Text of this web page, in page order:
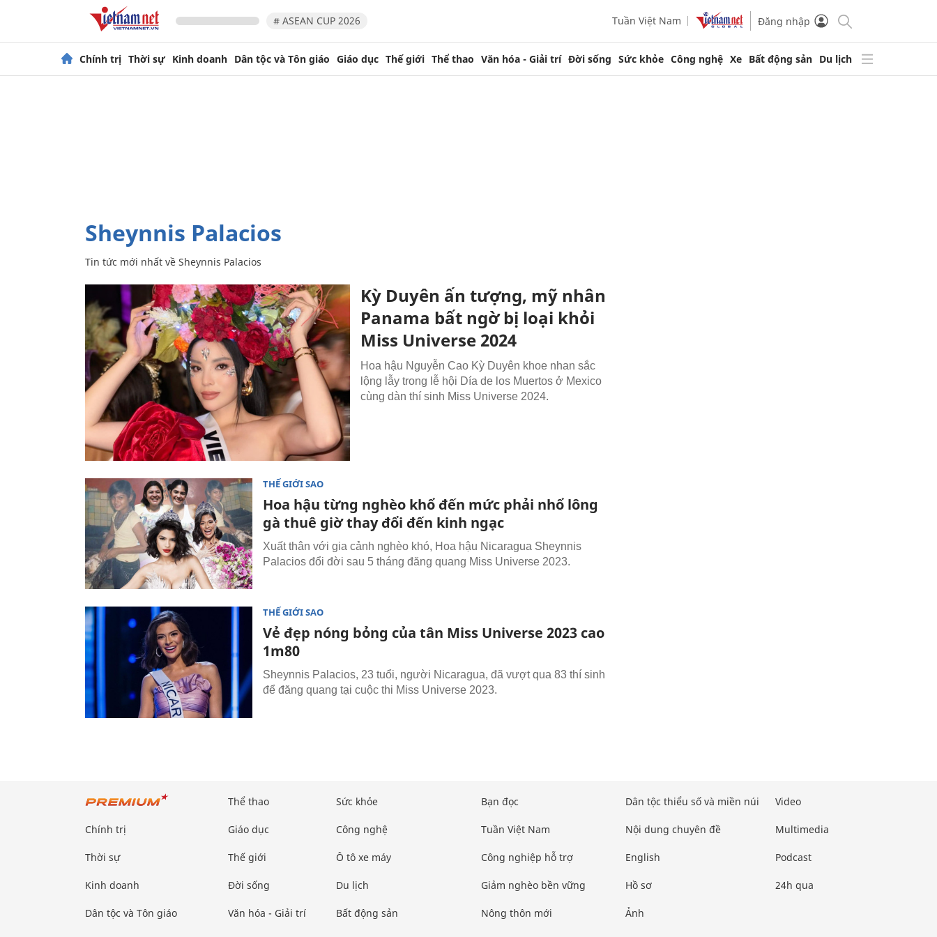
# ASEAN CUP 2026 Tuần Việt Nam Đăng nhập
Chính trị Thời sự Kinh doanh Dân tộc và Tôn giáo Giáo dục Thế giới Thể thao Văn hóa - Giải trí Đời sống Sức khỏe Công nghệ Xe Bất động sản Du lịch
Sheynnis Palacios
Tin tức mới nhất về Sheynnis Palacios
Kỳ Duyên ấn tượng, mỹ nhân
Panama bất ngờ bị loại khỏi
Miss Universe 2024
Hoa hậu Nguyễn Cao Kỳ Duyên khoe nhan sắc
lộng lẫy trong lễ hội Día de los Muertos ở Mexico
cùng dàn thí sinh Miss Universe 2024.
THẾ GIỚI SAO
Hoa hậu từng nghèo khổ đến mức phải nhổ lông
gà thuê giờ thay đổi đến kinh ngạc
Xuất thân với gia cảnh nghèo khó, Hoa hậu Nicaragua Sheynnis
Palacios đổi đời sau 5 tháng đăng quang Miss Universe 2023.
THẾ GIỚI SAO
Vẻ đẹp nóng bỏng của tân Miss Universe 2023 cao
1m80
Sheynnis Palacios, 23 tuổi, người Nicaragua, đã vượt qua 83 thí sinh
để đăng quang tại cuộc thi Miss Universe 2023.
Chính trị
Thời sự
Kinh doanh
Dân tộc và Tôn giáo
Thể thao
Giáo dục
Thế giới
Đời sống
Văn hóa - Giải trí
Sức khỏe
Công nghệ
Ô tô xe máy
Du lịch
Bất động sản
Bạn đọc
Tuần Việt Nam
Công nghiệp hỗ trợ
Giảm nghèo bền vững
Nông thôn mới
Dân tộc thiểu số và miền núi
Nội dung chuyên đề
English
Hồ sơ
Ảnh
Video
Multimedia
Podcast
24h qua